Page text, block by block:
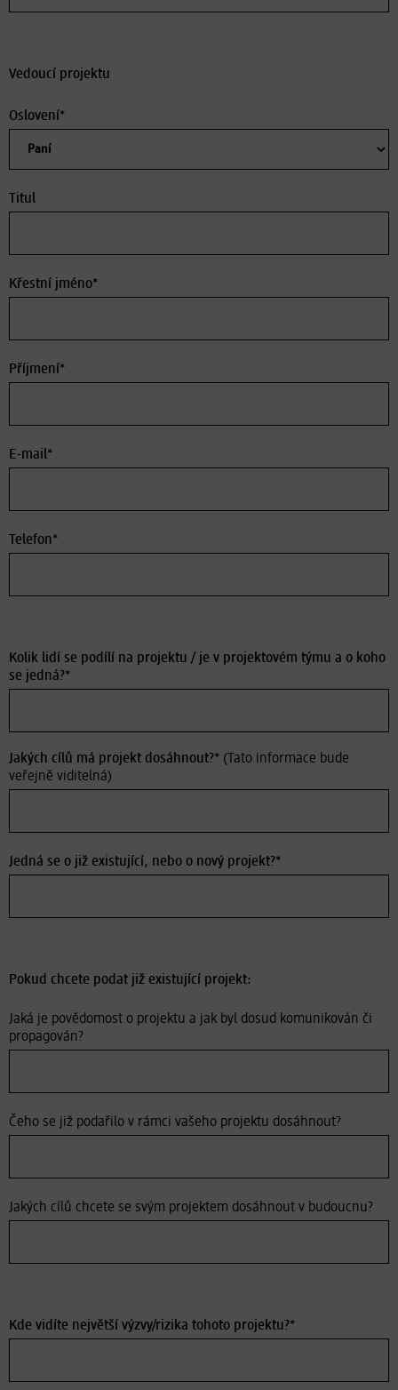
Vedoucí projektu
Oslovení*
Titul
Křestní jméno*
Příjmení*
E-mail*
Telefon*
Kolik lidí se podílí na projektu / je v projektovém týmu a o koho
se jedná?*
Jakých cílů má projekt dosáhnout?* (Tato informace bude
veřejně viditelná)
Jedná se o již existující, nebo o nový projekt?*
Pokud chcete podat již existující projekt:
Jaká je povědomost o projektu a jak byl dosud komunikován či
propagován?
Čeho se již podařilo v rámci vašeho projektu dosáhnout?
Jakých cílů chcete se svým projektem dosáhnout v budoucnu?
Kde vidíte největší výzvy/rizika tohoto projektu?*